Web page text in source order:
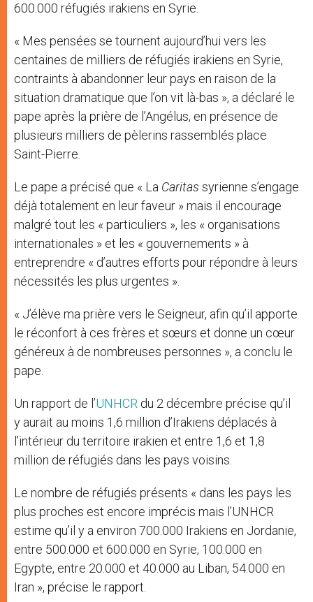
600.000 réfugiés irakiens en Syrie.
« Mes pensées se tournent aujourd’hui vers les
centaines de milliers de réfugiés irakiens en Syrie,
contraints à abandonner leur pays en raison de la
situation dramatique que l’on vit là-bas », a déclaré le
pape après la prière de l’Angélus, en présence de
plusieurs milliers de pèlerins rassemblés place
Saint-Pierre.
Le pape a précisé que « La Caritas syrienne s’engage
déjà totalement en leur faveur » mais il encourage
malgré tout les « particuliers », les « organisations
internationales » et les « gouvernements » à
entreprendre « d’autres efforts pour répondre à leurs
nécessités les plus urgentes ».
« J’élève ma prière vers le Seigneur, afin qu’il apporte
le réconfort à ces frères et sœurs et donne un cœur
généreux à de nombreuses personnes », a conclu le
pape.
Un rapport de l’UNHCR du 2 décembre précise qu’il
y aurait au moins 1,6 million d’Irakiens déplacés à
l’intérieur du territoire irakien et entre 1,6 et 1,8
million de réfugiés dans les pays voisins.
Le nombre de réfugiés présents « dans les pays les
plus proches est encore imprécis mais l’UNHCR
estime qu’il y a environ 700.000 Irakiens en Jordanie,
entre 500.000 et 600.000 en Syrie, 100.000 en
Egypte, entre 20.000 et 40.000 au Liban, 54.000 en
Iran », précise le rapport.